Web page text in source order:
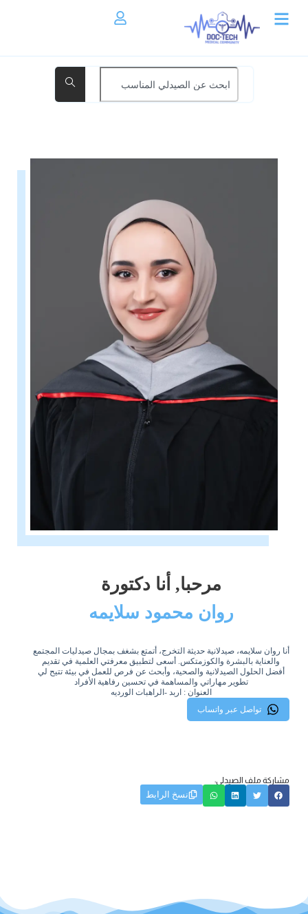
مرحبا, أنا دكتورة
روان محمود سلايمه
أنا روان سلايمه، صيدلانية حديثة التخرج، أتمتع بشغف بمجال صيدليات المجتمع
والعناية بالبشرة والكوزمتكس. أسعى لتطبيق معرفتي العلمية في تقديم
أفضل الحلول الصيدلانية والصحية، وأبحث عن فرص للعمل في بيئة تتيح لي
تطوير مهاراتي والمساهمة في تحسين رفاهية الأفراد
العنوان : اربد -الراهبات الورديه
تواصل عبر واتساب
مشاركة ملف الصيدلي:
نسخ الرابط